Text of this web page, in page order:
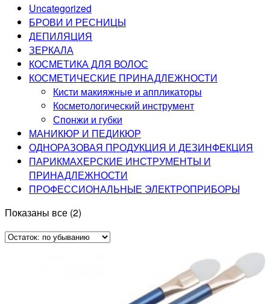
Uncategorized
БРОВИ И РЕСНИЦЫ
ДЕПИЛЯЦИЯ
ЗЕРКАЛА
КОСМЕТИКА ДЛЯ ВОЛОС
КОСМЕТИЧЕСКИЕ ПРИНАДЛЕЖНОСТИ
Кисти макияжные и аппликаторы
Косметологический инструмент
Спонжи и губки
МАНИКЮР И ПЕДИКЮР
ОДНОРАЗОВАЯ ПРОДУКЦИЯ И ДЕЗИНФЕКЦИЯ
ПАРИКМАХЕРСКИЕ ИНСТРУМЕНТЫ И
ПРИНАДЛЕЖНОСТИ
ПРОФЕССИОНАЛЬНЫЕ ЭЛЕКТРОПРИБОРЫ
Показаны все (2)